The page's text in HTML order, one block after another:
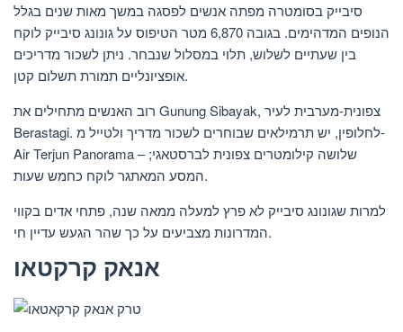
סיבייק בסומטרה מפתה אנשים לפסגה במשך מאות שנים בגלל
הנופים המדהימים. בגובה 6,870 מטר הטיפוס על גונונג סיבייק לוקח
בין שעתיים לשלוש, תלוי במסלול שנבחר. ניתן לשכור מדריכים
אופציונליים תמורת תשלום קטן.
רוב האנשים מתחילים את Gunung Sibayak, צפונית-מערבית לעיר
Berastagi. לחלופין, יש תרמילאים שבוחרים לשכור מדריך ולטייל מ-
Air Terjun Panorama – שלושה קילומטרים צפונית לברסטאגי;
המסע המאתגר לוקח כחמש שעות.
למרות שגונונג סיבייק לא פרץ למעלה ממאה שנה, פתחי אדים בקווי
המדרונות מצביעים על כך שהר הגעש עדיין חי.
אנאק קרקטאו